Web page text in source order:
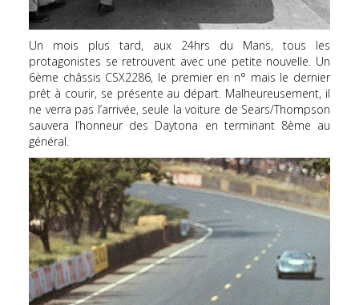
Un mois plus tard, aux 24hrs du Mans, tous les
protagonistes se retrouvent avec une petite nouvelle. Un
6ème châssis CSX2286, le premier en n° mais le dernier
prêt à courir, se présente au départ. Malheureusement, il
ne verra pas l’arrivée, seule la voiture de Sears/Thompson
sauvera l’honneur des Daytona en terminant 8ème au
général.